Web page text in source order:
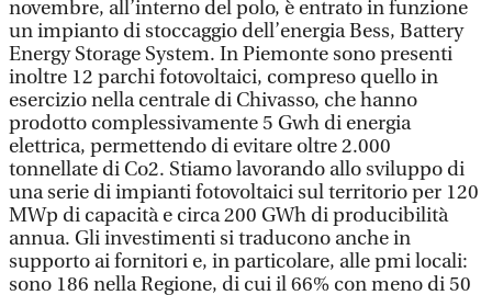
novembre, all’interno del polo, è entrato in funzione
un impianto di stoccaggio dell’energia Bess, Battery
Energy Storage System. In Piemonte sono presenti
inoltre 12 parchi fotovoltaici, compreso quello in
esercizio nella centrale di Chivasso, che hanno
prodotto complessivamente 5 Gwh di energia
elettrica, permettendo di evitare oltre 2.000
tonnellate di Co2. Stiamo lavorando allo sviluppo di
una serie di impianti fotovoltaici sul territorio per 120
MWp di capacità e circa 200 GWh di producibilità
annua. Gli investimenti si traducono anche in
supporto ai fornitori e, in particolare, alle pmi locali:
sono 186 nella Regione, di cui il 66% con meno di 50